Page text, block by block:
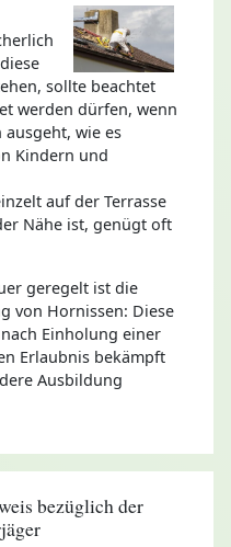
sollte beachtet
werden dürfen, wenn
wie es
Kindern und
auf der Terrasse
Nähe ist, genügt oft
geregelt ist die
von Hornissen: Diese
Einholung einer
Erlaubnis bekämpft
Ausbildung
bezüglich der